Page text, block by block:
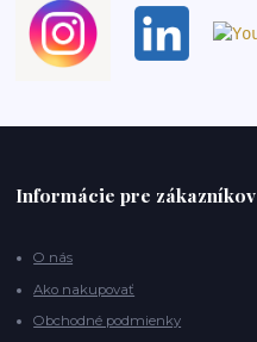
Informácie pre zákazníkov
O nás
Ako nakupovať
Obchodné podmienky